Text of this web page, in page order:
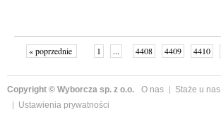
« poprzednie 1 ... 4408 4409 4410
Copyright © Wyborcza sp. z o.o. O nas Staże u nas
Ustawienia prywatności